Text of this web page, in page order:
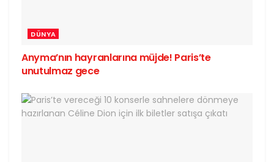
DÜNYA
Anyma’nın hayranlarına müjde! Paris’te
unutulmaz gece